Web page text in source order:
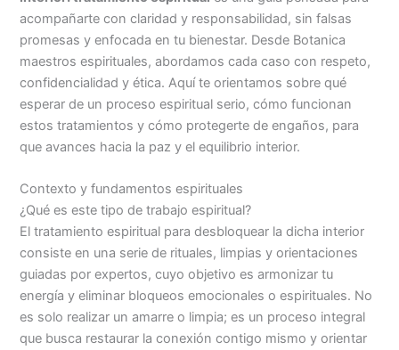
acompañarte con claridad y responsabilidad, sin falsas
promesas y enfocada en tu bienestar. Desde Botanica
maestros espirituales, abordamos cada caso con respeto,
confidencialidad y ética. Aquí te orientamos sobre qué
esperar de un proceso espiritual serio, cómo funcionan
estos tratamientos y cómo protegerte de engaños, para
que avances hacia la paz y el equilibrio interior.
Contexto y fundamentos espirituales
¿Qué es este tipo de trabajo espiritual?
El tratamiento espiritual para desbloquear la dicha interior
consiste en una serie de rituales, limpias y orientaciones
guiadas por expertos, cuyo objetivo es armonizar tu
energía y eliminar bloqueos emocionales o espirituales. No
es solo realizar un amarre o limpia; es un proceso integral
que busca restaurar la conexión contigo mismo y orientar